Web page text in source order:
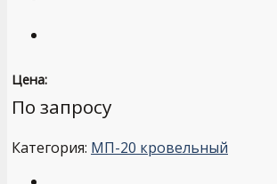
Цена:
По запросу
Категория: МП-20 кровельный